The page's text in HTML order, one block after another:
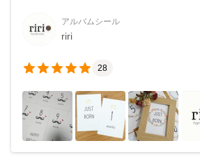
アルバムシール
riri
28